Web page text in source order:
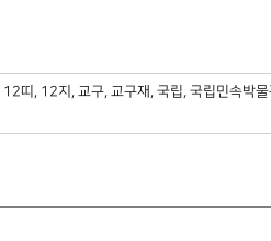
12띠 , 12지 , 교구, 교구재 , 국립, 국립민속박